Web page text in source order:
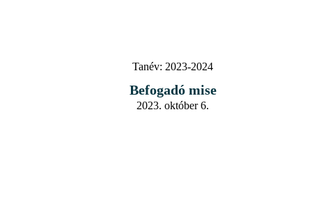
Tanév: 2023-2024
Befogadó mise
2023. október 6.